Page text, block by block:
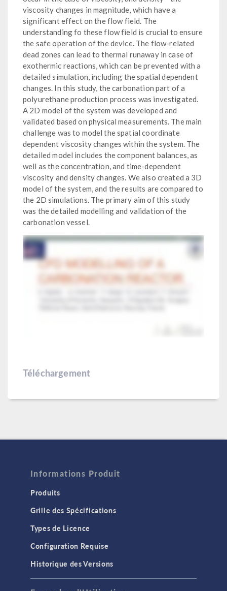
viscosity changes in magnitude, which have a
significant effect on the flow field. The
understanding fo these flow field is crucial to ensure
the safe operation of the device. The flow-related
dead zones can lead to thermal runaway in case of
exothermic reactions, which can be prevented with a
detailed simulation, including the spatial dependent
changes. In this study, the carbonation part of a
polyurethane production process was investigated.
A 2D model of the system was developed and
validated based on physical measurements. The main
challenge was to model the spatial coordinate
dependent viscosity changes within the system. The
detailed model includes the component balances, as
well as the concentration, and time-dependent
viscosity and density changes. We also created a 3D
model of the system, and the results are compared to
the 2D simulations. The primary aim of this study
was the detailed modelling and validation of the
carbonation vessel.
Téléchargement
Informations Produit
Produits
Grille des Spécifications
Types de Licence
Configuration Requise
Historique des Versions